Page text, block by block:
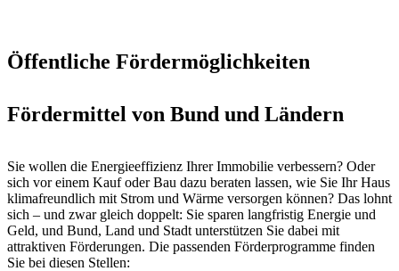
Öffentliche Fördermöglichkeiten
Fördermittel von Bund und Ländern
Sie wollen die Energieeffizienz Ihrer Immobilie verbessern? Oder
sich vor einem Kauf oder Bau dazu beraten lassen, wie Sie Ihr Haus
klimafreundlich mit Strom und Wärme versorgen können? Das lohnt
sich – und zwar gleich doppelt: Sie sparen langfristig Energie und
Geld, und Bund, Land und Stadt unterstützen Sie dabei mit
attraktiven Förderungen. Die passenden Förderprogramme finden
Sie bei diesen Stellen: